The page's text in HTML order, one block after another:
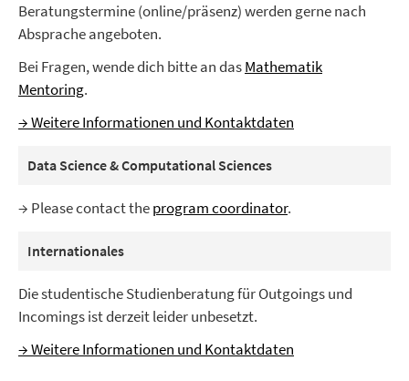
Beratungstermine (online/präsenz) werden gerne nach
Absprache angeboten.
Bei Fragen, wende dich bitte an dasMathematik
Mentoring.
→ Weitere Informationen und Kontaktdaten
Data Science & Computational Sciences
→ Please contact theprogram coordinator.
Internationales
Die studentische Studienberatung für Outgoings und
Incomings ist derzeit leider unbesetzt.
→ Weitere Informationen und Kontaktdaten